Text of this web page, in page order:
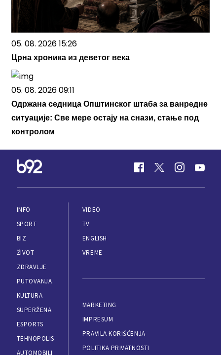
05. 08. 2026 15:26
Црна хроника из деветог века
05. 08. 2026 09:11
Одржана седница Општинског штаба за ванредне
ситуације: Све мере остају на снази, стање под
контролом
INFO
SPORT
BIZ
ŽIVOT
ZDRAVLJE
PUTOVANJA
KULTURA
SUPERŽENA
ESPORTS
TEHNOPOLIS
AUTOMOBILI
VIDEO
TV
ENGLISH
VREME
MARKETING
IMPRESUM
PRAVILA KORIŠĆENJA
POLITIKA PRIVATNOSTI